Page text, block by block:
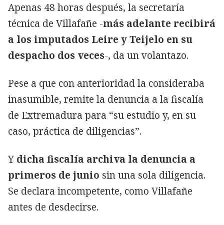
Apenas 48 horas después, la secretaría
técnica de Villafañe -más adelante recibirá
a los imputados Leire y Teijelo en su
despacho dos veces-, da un volantazo.
Pese a que con anterioridad la consideraba
inasumible, remite la denuncia a la fiscalía
de Extremadura para “su estudio y, en su
caso, práctica de diligencias”.
Y dicha fiscalía archiva la denuncia a
primeros de junio sin una sola diligencia.
Se declara incompetente, como Villafañe
antes de desdecirse.